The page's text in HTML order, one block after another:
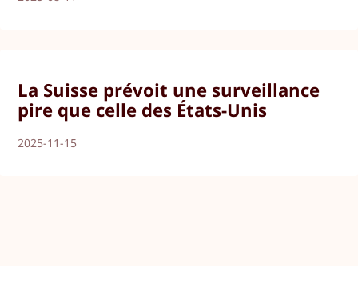
La Suisse prévoit une surveillance
pire que celle des États-Unis
2025-11-15